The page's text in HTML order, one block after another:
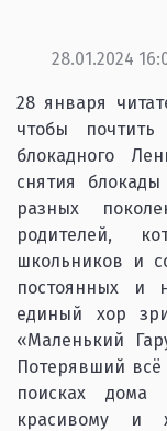
28.01.2024
28 января
чтобы
блокадного
снятия
разных
родителей,
школьников и
постоянных и
единый хор
«Маленький
Потерявший
поисках
красивому и